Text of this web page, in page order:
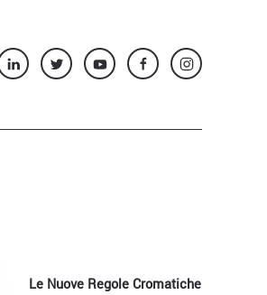
Le Nuove Regole Cromatiche